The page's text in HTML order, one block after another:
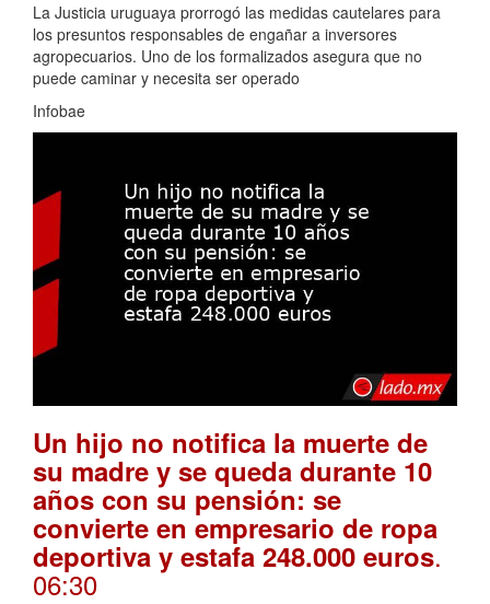
La Justicia uruguaya prorrogó las medidas cautelares para
los presuntos responsables de engañar a inversores
agropecuarios. Uno de los formalizados asegura que no
puede caminar y necesita ser operado
Infobae
Un hijo no notifica la muerte de
su madre y se queda durante 10
años con su pensión: se
convierte en empresario de ropa
deportiva y estafa 248.000 euros.
06:30